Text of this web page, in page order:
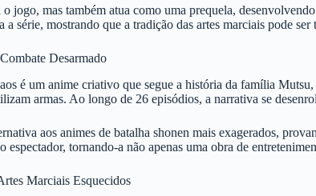
jogo, mas também atua como uma prequela,
série, mostrando que a tradição das artes marciais pode
Desarmado
é um anime criativo que segue a história da família
armas. Ao longo de 26 episódios, a narrativa se
aos animes de batalha shonen mais exagerados,
espectador, tornando-a não apenas uma obra de
Marciais Esquecidos